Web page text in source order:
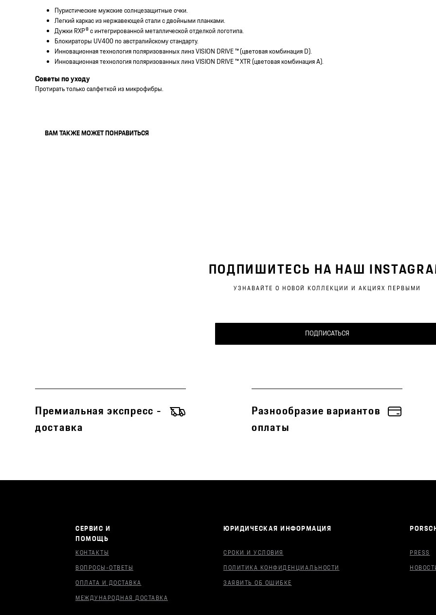
Пуристические мужские солнцезащитные очки.
Легкий каркас из нержавеющей стали с двойными планками.
Дужки RXP® с интегрированной металлической отделкой логотипа.
Блокираторы UV400 по австралийскому стандарту.
Инновационная технология поляризованных линз VISION DRIVE ™ (цветовая комбинация D).
Инновационная технология поляризованных линз VISION DRIVE ™ XTR (цветовая комбинация A).
Советы по уходу
Протирать только салфеткой из микрофибры.
ВАМ ТАКЖЕ МОЖЕТ ПОНРАВИТЬСЯ
ПОДПИШИТЕСЬ НА НАШ
УЗНАВАЙТЕ О НОВОЙ КОЛЛЕКЦИИ И АКЦИЯХ ПЕРВЫМИ
ПОДПИСАТЬСЯ
Премиальная экспресс -
доставка
Разнообразие вариантов
оплаты
СЕРВИС И
ПОМОЩЬ
КОНТАКТЫ
ВОПРОСЫ-ОТВЕТЫ
ОПЛАТА И ДОСТАВКА
МЕЖДУНАРОДНАЯ ДОСТАВКА
ЮРИДИЧЕСКАЯ ИНФОРМАЦИЯ
СРОКИ И УСЛОВИЯ
ПОЛИТИКА КОНФИДЕНЦИАЛЬНОСТИ
ЗАЯВИТЬ ОБ ОШИБКЕ
PRESS